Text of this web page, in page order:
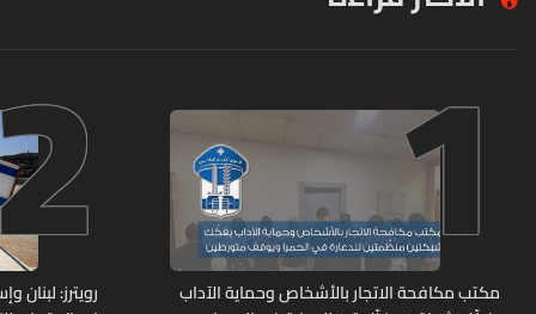
1
مكتب مكافحة الاتجار بالأشخاص وحماية الآداب
رويترز: